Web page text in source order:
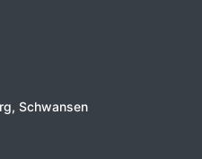
Schwansen